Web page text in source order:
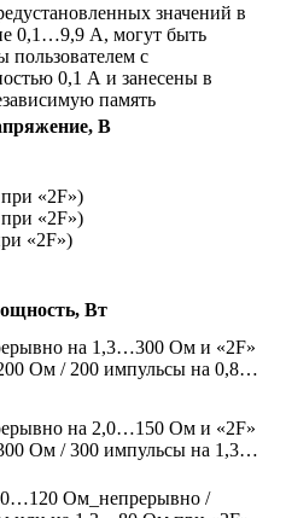
значений в
0,1…9,9 А, могут быть
пользователем с
0,1 А и занесены в
память
В
«2F»)
«2F»)
«2F»)
Вт
на 1,3…300 Ом и «2F»
Ом / 200 импульсы на 0,8…
на 2,0…150 Ом и «2F»
Ом / 300 импульсы на 1,3…
Ом_непрерывно /